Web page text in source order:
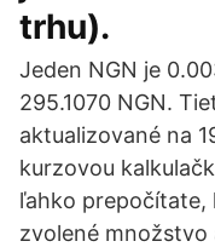
trhu).
Jeden NGN je
295.1070 NGN.
aktualizované na
kurzovou
ľahko prepočítate,
zvolené